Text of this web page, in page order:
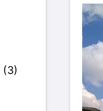
(3)